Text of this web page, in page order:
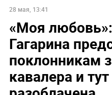
28 мая, 13:41
«Моя
Гагарина
поклонникам
кавалера и